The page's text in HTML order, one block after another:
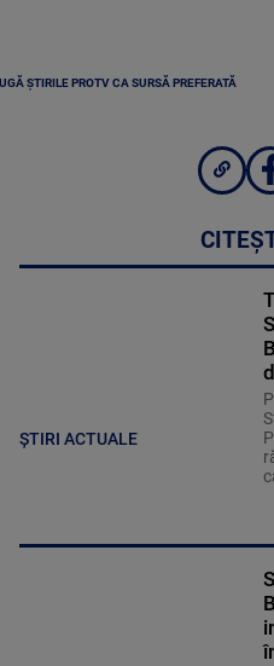
ȘTIRILE PROTV CA SURSĂ PREFERATĂ
ȘTIRI ACTUALE